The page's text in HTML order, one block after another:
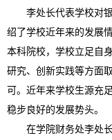
李处长代表学校对
绍了学校近年来的发展
本科院校，学校立足自
研究、创新实践等方面
可。近年来学校生源充
稳步良好的发展势头。
在学院财务处李处